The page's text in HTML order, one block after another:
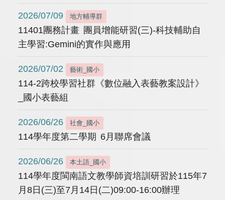
2026/07/09 地方輔導群
11401團務計畫 團員增能研習(三)-科技輔助自
主學習:Gemini的實作與應用
2026/07/02 藝術_國小
114-2跨校學習社群《數位融入表藝教案設計》
_國小表藝組
2026/06/26 社會_國小
114學年度第二學期 6月聯席會議
2026/06/26 本土語_國小
114學年度閩南語文教學師資培訓研習於115年7
月8日(三)至7月14日(二)09:00-16:00辦理